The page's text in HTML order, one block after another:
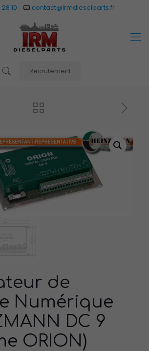
10 contact@irmdieselparts.fr
Recrutement
de
Numérique
DC 9
ORION)